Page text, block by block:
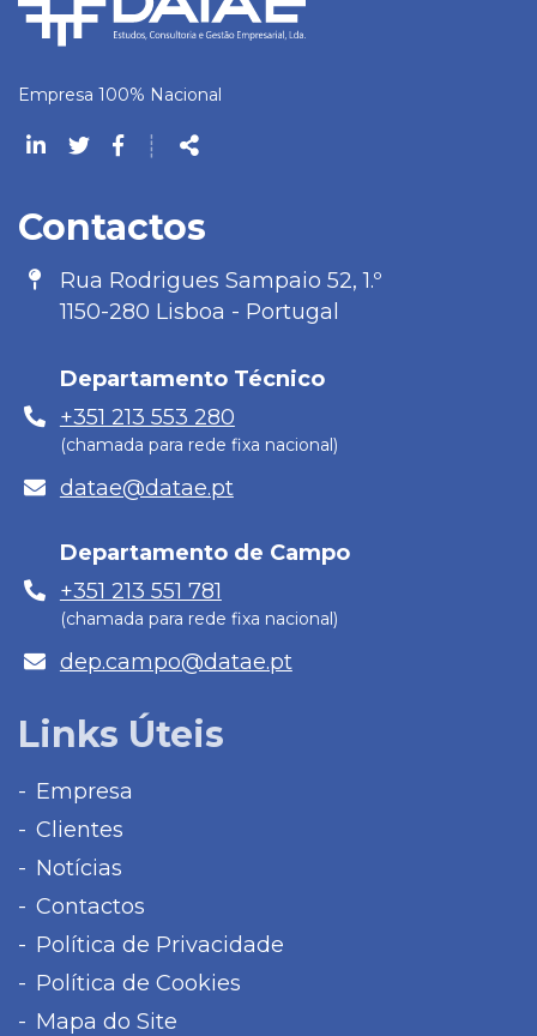
Empresa 100% Nacional
Siga-
┊
na
Rede
Contactos
Morada
Rua Rodrigues Sampaio 52, 1.º
1150-280 Lisboa - Portugal
Departamento Técnico
Telefone
+351 213 553 280
(chamada para rede fixa nacional)
E-
datae@datae.pt
Departamento de Campo
Telefone
+351 213 551 781
(chamada para rede fixa nacional)
E-
dep.campo@datae.pt
Links Úteis
Empresa
Clientes
Notícias
Contactos
Política de Privacidade
Política de Cookies
Mapa do Site